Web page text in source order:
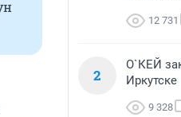
12 731
2
О`КЕЙ
Иркутске
9 328